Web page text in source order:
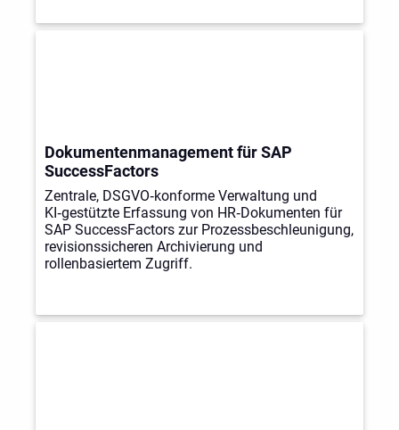
Dokumentenmanagement für SAP
SuccessFactors
Zentrale, DSGVO‑konforme Verwaltung und
KI‑gestützte Erfassung von HR‑Dokumenten für
SAP SuccessFactors zur Prozessbeschleunigung,
revisionssicheren Archivierung und
rollenbasiertem Zugriff.